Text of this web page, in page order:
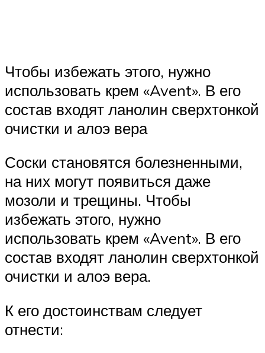
Чтобы избежать этого, нужно
использовать крем «Avent». В его
состав входят ланолин сверхтонкой
очистки и алоэ вера
Соски становятся болезненными,
на них могут появиться даже
мозоли и трещины. Чтобы
избежать этого, нужно
использовать крем «Avent». В его
состав входят ланолин сверхтонкой
очистки и алоэ вера.
К его достоинствам следует
отнести: